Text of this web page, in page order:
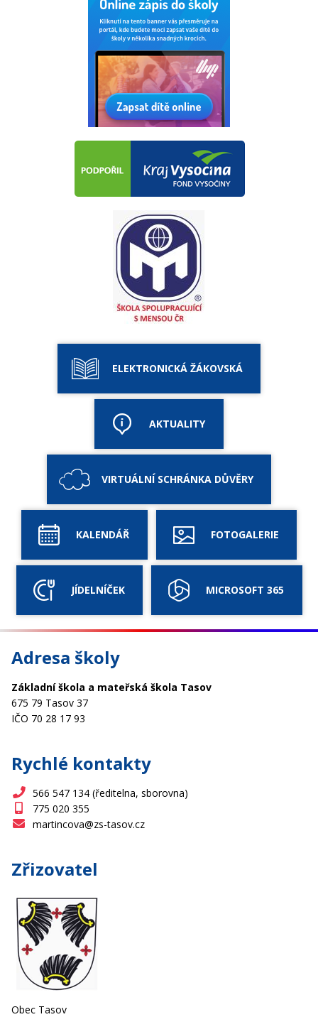
ELEKTRONICKÁ ŽÁKOVSKÁ
AKTUALITY
VIRTUÁLNÍ SCHRÁNKA DŮVĚRY
KALENDÁŘ FOTOGALERIE
JÍDELNÍČEK MICROSOFT 365
Adresa školy
Základní škola a mateřská škola Tasov
675 79 Tasov 37
IČO 70 28 17 93
Rychlé kontakty
566 547 134 (ředitelna, sborovna)
775 020 355
martincova@zs-tasov.cz
Zřizovatel
Obec Tasov